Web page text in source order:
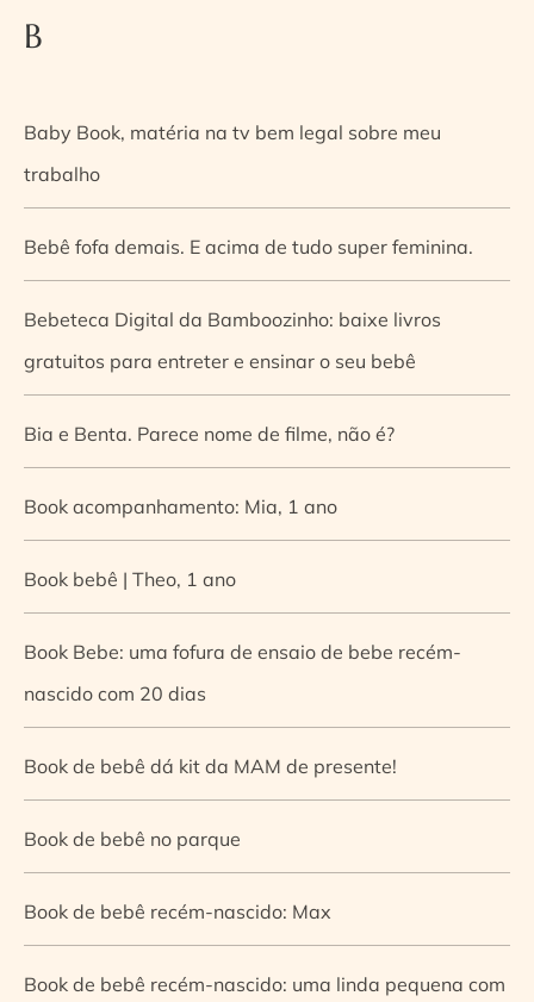
B
Baby Book, matéria na tv bem legal sobre meu
trabalho
Bebê fofa demais. E acima de tudo super feminina.
Bebeteca Digital da Bamboozinho: baixe livros
gratuitos para entreter e ensinar o seu bebê
Bia e Benta. Parece nome de filme, não é?
Book acompanhamento: Mia, 1 ano
Book bebê | Theo, 1 ano
Book Bebe: uma fofura de ensaio de bebe recém-
nascido com 20 dias
Book de bebê dá kit da MAM de presente!
Book de bebê no parque
Book de bebê recém-nascido: Max
Book de bebê recém-nascido: uma linda pequena com